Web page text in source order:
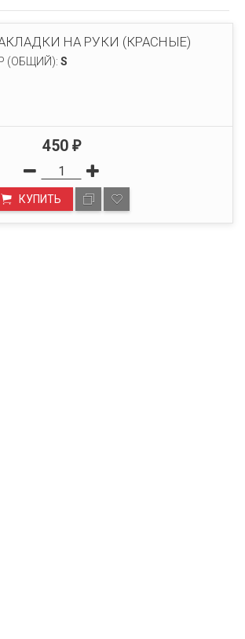
НА РУКИ (КРАСНЫЕ)
(ОБЩИЙ): S
450 ₽
КУПИТЬ